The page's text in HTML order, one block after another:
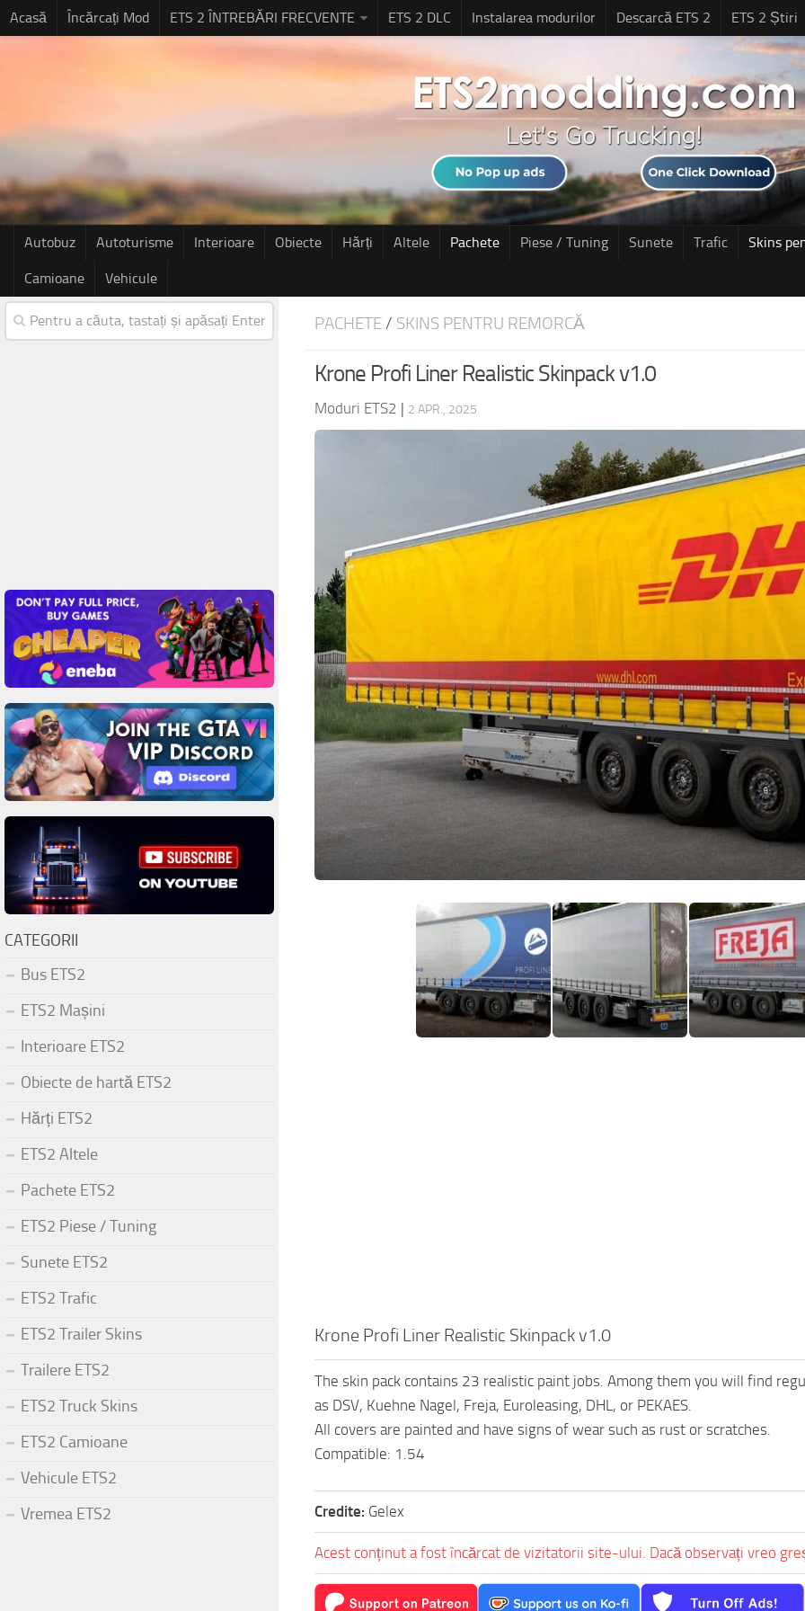
Acasă Încărcați Mod ETS 2 ÎNTREBĂRI FRECVENTE ETS 2 DLC Instalarea modurilor Descarcă ETS 2 ETS 2 Știri
Autobuz Autoturisme Interioare Obiecte Hărți Altele Pachete Piese / Tuning Sunete Trafic Skins
Camioane Vehicule
PACHETE/ SKINS PENTRU REMORCĂ
Krone Profi Liner Realistic Skinpack v1.0
Moduri ETS2 | 2 APR., 2025
Krone Profi Liner Realistic Skinpack v1.0
The skin pack contains 23 realistic paint jobs. Among them you will find
as DSV, Kuehne Nagel, Freja, Euroleasing, DHL, or PEKAES.
All covers are painted and have signs of wear such as rust or scratches.
Compatible: 1.54
Credite: Gelex
Acest conținut a fost încărcat de vizitatorii site-ului. Dacă observați vreo
CATEGORII
Bus ETS2
ETS2 Mașini
Interioare ETS2
Obiecte de hartă ETS2
Hărți ETS2
ETS2 Altele
Pachete ETS2
ETS2 Piese / Tuning
Sunete ETS2
ETS2 Trafic
ETS2 Trailer Skins
Trailere ETS2
ETS2 Truck Skins
ETS2 Camioane
Vehicule ETS2
Vremea ETS2